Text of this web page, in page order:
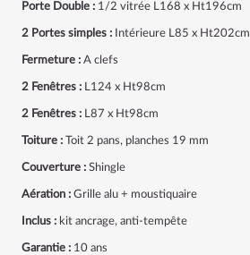
Porte Double : 1/2 vitrée L168 x Ht196cm
2 Portes simples : Intérieure L85 x Ht202cm
Fermeture : A clefs
2 Fenêtres : L124 x Ht98cm
2 Fenêtres : L87 x Ht98cm
Toiture : Toit 2 pans, planches 19 mm
Couverture : Shingle
Aération : Grille alu + moustiquaire
Inclus : kit ancrage, anti-tempête
Garantie : 10 ans